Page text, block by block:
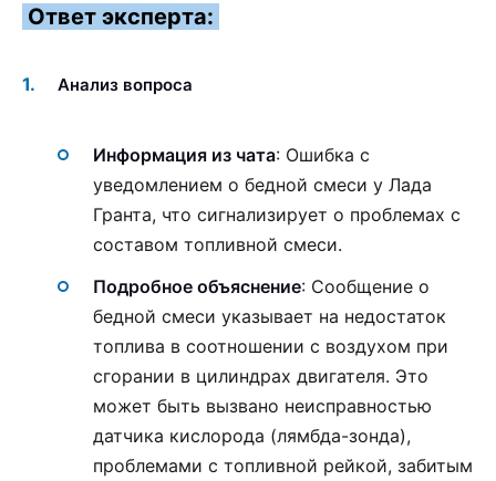
Ответ эксперта:
Анализ вопроса
Информация из чата: Ошибка с
уведомлением о бедной смеси у Лада
Гранта, что сигнализирует о проблемах с
составом топливной смеси.
Подробное объяснение: Сообщение о
бедной смеси указывает на недостаток
топлива в соотношении с воздухом при
сгорании в цилиндрах двигателя. Это
может быть вызвано неисправностью
датчика кислорода (лямбда-зонда),
проблемами с топливной рейкой, забитым